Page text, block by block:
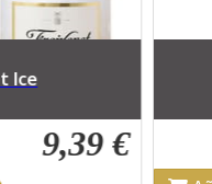
Rose 75 cl
11,69 €